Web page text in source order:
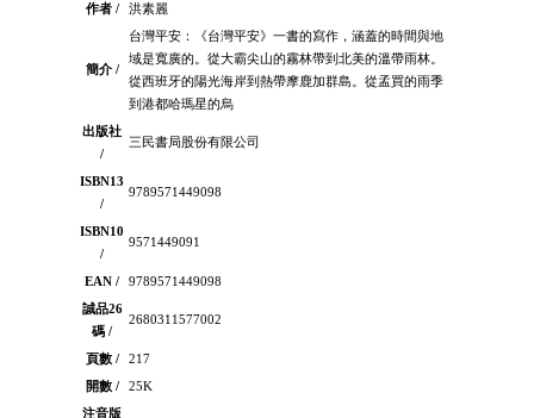
作者 /
洪素麗
簡介 /
台灣平安：《台灣平安》一書的寫作，涵蓋的時間與地
域是寬廣的。從大霸尖山的霧林帶到北美的溫帶雨林。
從西班牙的陽光海岸到熱帶摩鹿加群島。從孟買的雨季
到港都哈瑪星的烏
出版社
/
三民書局股份有限公司
ISBN13
/
9789571449098
ISBN10
/
9571449091
EAN /
9789571449098
誠品26
碼 /
2680311577002
頁數 /
217
開數 /
25K
注音版